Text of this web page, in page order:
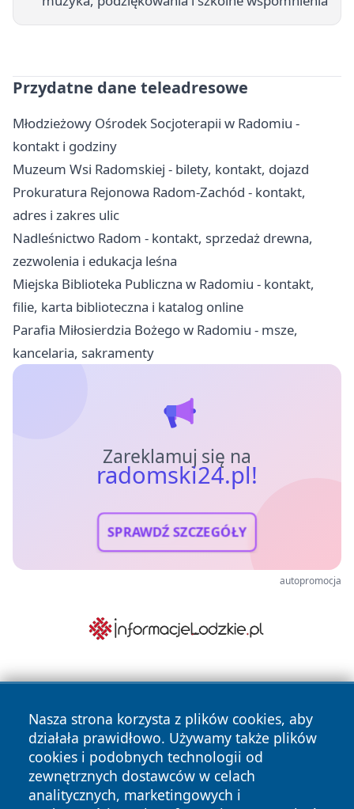
Przydatne dane teleadresowe
Młodzieżowy Ośrodek Socjoterapii w Radomiu -
kontakt i godziny
Muzeum Wsi Radomskiej - bilety, kontakt, dojazd
Prokuratura Rejonowa Radom-Zachód - kontakt,
adres i zakres ulic
Nadleśnictwo Radom - kontakt, sprzedaż drewna,
zezwolenia i edukacja leśna
Miejska Biblioteka Publiczna w Radomiu - kontakt,
filie, karta biblioteczna i katalog online
Parafia Miłosierdzia Bożego w Radomiu - msze,
kancelaria, sakramenty
Zareklamuj się na
radomski24.pl!
SPRAWDŹ SZCZEGÓŁY
autopromocja
Nasza strona korzysta z plików cookies, aby
działała prawidłowo. Używamy także plików
cookies i podobnych technologii od
zewnętrznych dostawców w celach
analitycznych, marketingowych i
Copyright © 2026 radomski24.pl Wszystkie prawa
zastrzeżone.